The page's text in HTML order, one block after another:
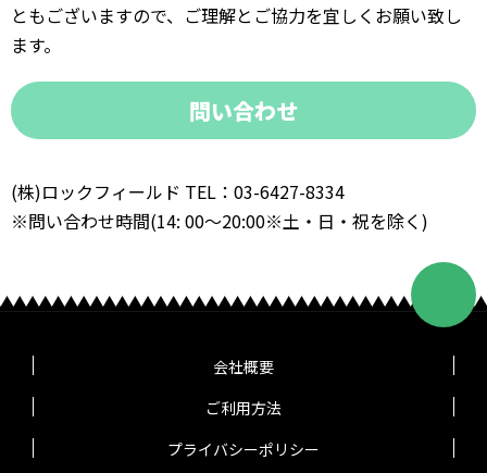
ともございますので、ご理解とご協力を宜しくお願い致し
ます。
問い合わせ
(株)ロックフィールド TEL：03-6427-8334
※問い合わせ時間(14: 00～20:00※土・日・祝を除く)
会社概要
ご利用方法
プライバシーポリシー